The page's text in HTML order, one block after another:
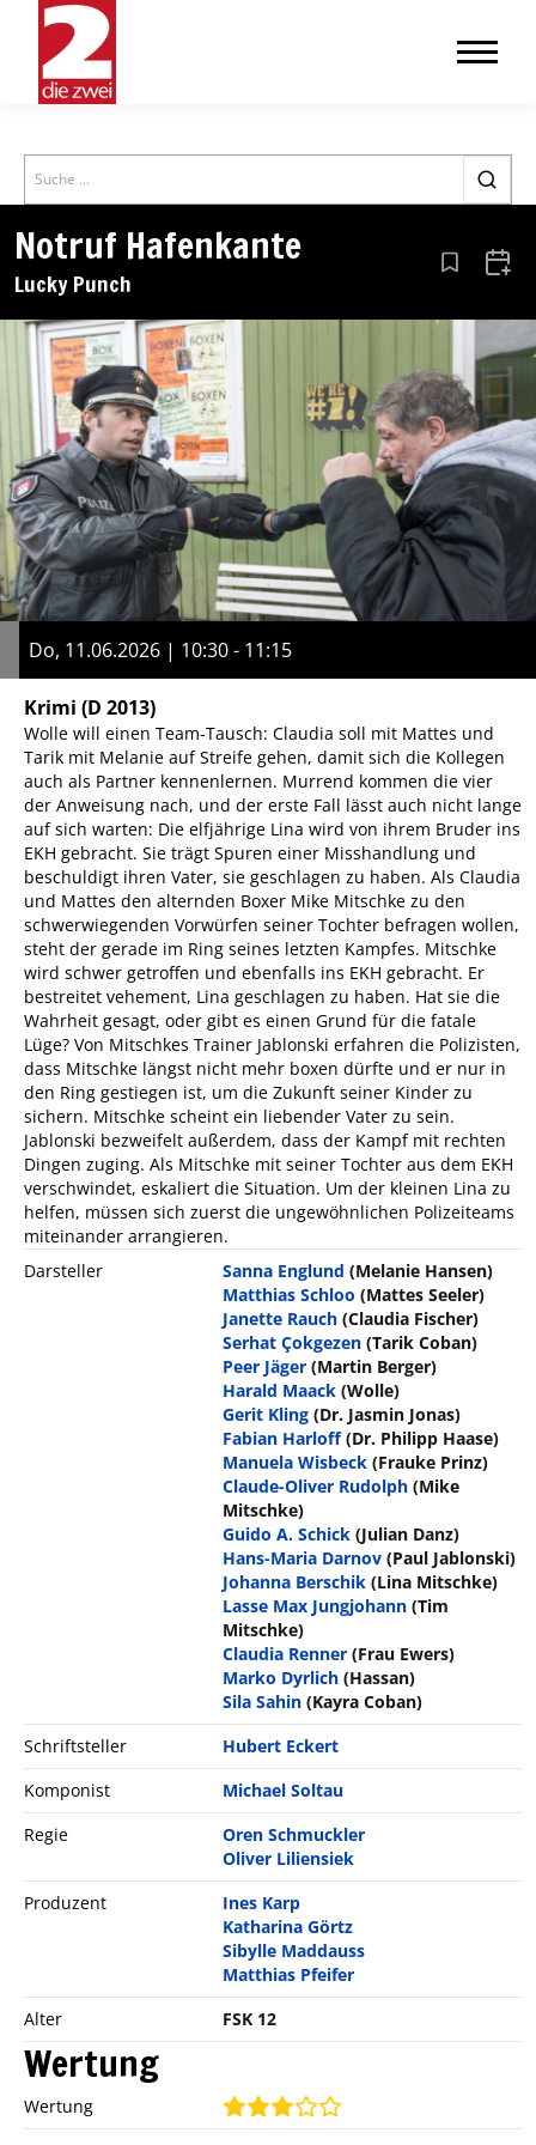
Search
Notruf Hafenkante
Lucky Punch Aus den
Do, 11.06.2026 | 10:30 - 11:15
Krimi (D 2013)
Wolle will einen Team-Tausch: Claudia soll mit Mattes und
Tarik mit Melanie auf Streife gehen, damit sich die Kollegen
auch als Partner kennenlernen. Murrend kommen die vier
der Anweisung nach, und der erste Fall lässt auch nicht lange
auf sich warten: Die elfjährige Lina wird von ihrem Bruder ins
EKH gebracht. Sie trägt Spuren einer Misshandlung und
beschuldigt ihren Vater, sie geschlagen zu haben. Als Claudia
und Mattes den alternden Boxer Mike Mitschke zu den
schwerwiegenden Vorwürfen seiner Tochter befragen wollen,
steht der gerade im Ring seines letzten Kampfes. Mitschke
wird schwer getroffen und ebenfalls ins EKH gebracht. Er
bestreitet vehement, Lina geschlagen zu haben. Hat sie die
Wahrheit gesagt, oder gibt es einen Grund für die fatale
Lüge? Von Mitschkes Trainer Jablonski erfahren die Polizisten,
dass Mitschke längst nicht mehr boxen dürfte und er nur in
den Ring gestiegen ist, um die Zukunft seiner Kinder zu
sichern. Mitschke scheint ein liebender Vater zu sein.
Jablonski bezweifelt außerdem, dass der Kampf mit rechten
Dingen zuging. Als Mitschke mit seiner Tochter aus dem EKH
verschwindet, eskaliert die Situation. Um der kleinen Lina zu
helfen, müssen sich zuerst die ungewöhnlichen Polizeiteams
miteinander arrangieren.
Darsteller
Sanna Englund (Melanie Hansen)
Matthias Schloo (Mattes Seeler)
Janette Rauch (Claudia Fischer)
Serhat Çokgezen (Tarik Coban)
Peer Jäger (Martin Berger)
Harald Maack (Wolle)
Gerit Kling (Dr. Jasmin Jonas)
Fabian Harloff (Dr. Philipp Haase)
Manuela Wisbeck (Frauke Prinz)
Claude-Oliver Rudolph (Mike
Mitschke)
Guido A. Schick (Julian Danz)
Hans-Maria Darnov (Paul Jablonski)
Johanna Berschik (Lina Mitschke)
Lasse Max Jungjohann (Tim
Mitschke)
Claudia Renner (Frau Ewers)
Marko Dyrlich (Hassan)
Sila Sahin (Kayra Coban)
Schriftsteller
Hubert Eckert
Komponist
Michael Soltau
Regie
Oren Schmuckler
Oliver Liliensiek
Produzent
Ines Karp
Katharina Görtz
Sibylle Maddauss
Matthias Pfeifer
Alter
FSK 12
Wertung
Wertung